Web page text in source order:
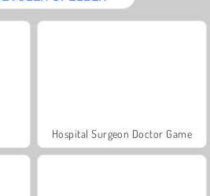
Hospital Surgeon Doctor Game